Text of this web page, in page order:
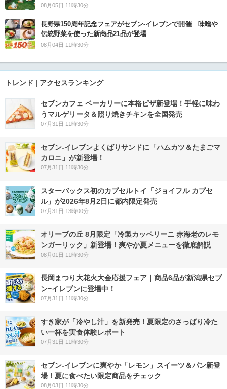
08月05日 11時30分
長野県150周年記念フェアがセブン-イレブンで開催 味噌や
伝統野菜を使った新商品21品が登場
08月04日 11時30分
トレンド | アクセスランキング
セブンカフェ ベーカリーに本格ピザ新登場！手軽に味わ
うマルゲリータ＆照り焼きチキンを全国発売
07月31日 11時30分
セブン‐イレブンよくばりサンドに「ハムカツ＆たまごマ
カロニ」が新登場！
07月31日 11時30分
スターバックス初のカプセルトイ「ジョイフル カプセ
ル」が2026年8月2日に都内限定発売
07月31日 13時00分
オリーブの丘 8月限定「冷製カッペリーニ 赤海老のレモ
ンガーリック」新登場！爽やか夏メニューを徹底解説
08月01日 11時30分
長岡まつり大花火大会応援フェア｜商品6品が新潟県セブ
ン−イレブンに登場中！
07月31日 11時30分
すき家が「冷やし汁」を新発売！夏限定のさっぱり冷た
い一杯を実食体験レポート
07月31日 11時30分
セブン‐イレブンに爽やか「レモン」スイーツ＆パン新登
場！夏に食べたい限定商品をチェック
08月03日 11時30分